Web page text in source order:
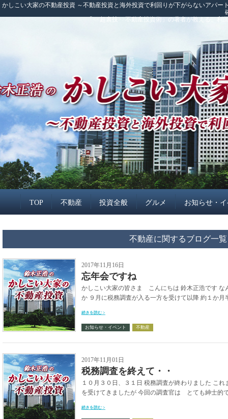
かしこい大家の不動産投資 ～不動産投資と海外投資で利回りが下がらないアパ
「<<超裏技>>不動産投資術」の著者が教える、
TOP 不動産 投資全般 グルメ お知らせ・
不動産に関するブログ一覧
2017年11月16日
忘年会ですね
かしこい大家の皆さま こんにちは 鈴木正浩です
か ９月に税務調査が入る一方を受けて以降 約１か
続きを読む >
お知らせ・イベント 不動産
2017年11月01日
税務調査を終えて・・
１０月３０日、３１日 税務調査が終わりました
を受けてきましたが 今回の調査官は とても紳士
続きを読む >